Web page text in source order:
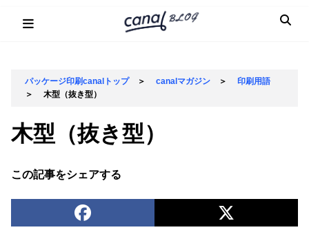
パッケージ印刷canalトップ＞ canalマガジン ＞ 印刷用語
＞ 木型（抜き型）
木型（抜き型）
この記事をシェアする